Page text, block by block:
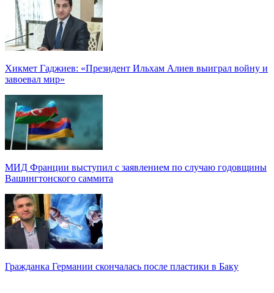
Хикмет Гаджиев: «Президент Ильхам Алиев выиграл войну и
завоевал мир»
МИД Франции выступил с заявлением по случаю годовщины
Вашингтонского саммита
Гражданка Германии скончалась после пластики в Баку